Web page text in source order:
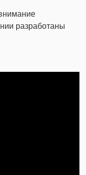
разработаны